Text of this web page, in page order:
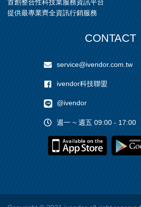
首創整合性科技業服務資訊平台
提供最專業齊全資訊行銷服務
CONTACT
service@ivendor.com.tw
ivendor科技聯盟
@ivendor
週一 ~ 週五 09:00 - 17:00